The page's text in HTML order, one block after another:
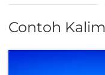
Contoh